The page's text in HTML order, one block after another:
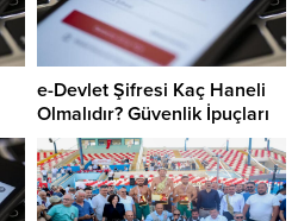
e-Devlet Şifresi Kaç Haneli
Olmalıdır? Güvenlik İpuçları